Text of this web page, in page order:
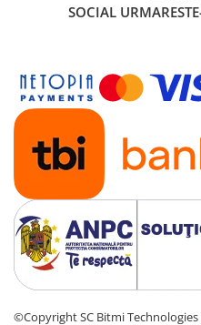
SOCIAL
©Copyright SC Bitmi Technologies